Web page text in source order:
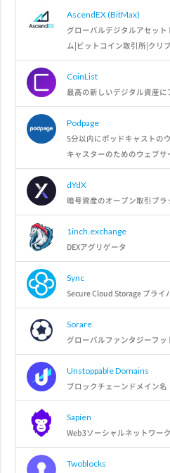
AscendEX (BitMax)
グローバルデジタルアセッ
ム|ビットコイン取引所|クリ
CoinList
最高の新しいデジタル資産に
Podpage
5分以内にポッドキャストの
キャスターのためのウェブサ
dYdX
暗号資産のオープン取引プラ
1inch.exchange
DEXアグリゲータ
Sync
Secure Cloud Storage プライ
Sorare
グローバルファンタジーフッ
Unstoppable Domains
ブロックチェーンドメイン名
Sapien
Web3ソーシャルネットワーク
Twoblocks